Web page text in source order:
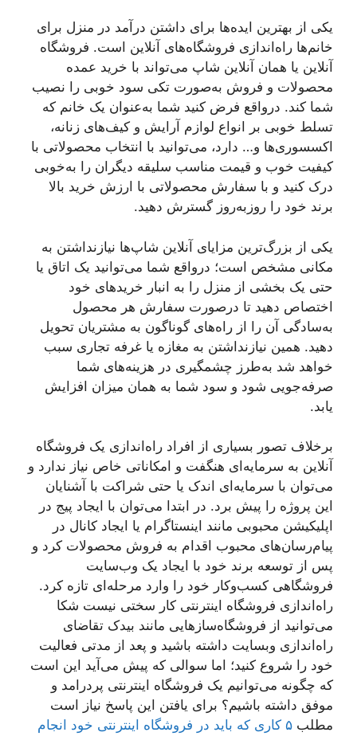
یکی از بهترین ایده‌ها برای داشتن درآمد در منزل برای
خانم‌ها راه‌اندازی فروشگاه‌های آنلاین است. فروشگاه
آنلاین یا همان آنلاین شاپ می‌تواند با خرید عمده
محصولات و فروش به‌صورت تکی سود خوبی را نصیب
شما کند. درواقع فرض کنید شما به‌عنوان یک خانم که
تسلط خوبی بر انواع لوازم آرایش و کیف‌های زنانه،
اکسسوری‌ها و… دارد، می‌توانید با انتخاب محصولاتی با
کیفیت خوب و قیمت مناسب سلیقه دیگران را به‌خوبی
درک کنید و با سفارش محصولاتی با ارزش خرید بالا
برند خود را روزبه‌روز گسترش دهید.
یکی از بزرگ‌ترین مزایای آنلاین شاپ‌ها نیازنداشتن به
مکانی مشخص است؛ درواقع شما می‌توانید یک اتاق یا
حتی یک بخشی از منزل را به انبار خریدهای خود
اختصاص دهید تا درصورت سفارش هر محصول
به‌سادگی آن را از راه‌های گوناگون به مشتریان تحویل
دهید. همین نیازنداشتن به مغازه یا غرفه تجاری سبب
خواهد شد به‌طرز چشمگیری در هزینه‌های شما
صرفه‌جویی شود و سود شما به همان میزان افزایش
یابد.
برخلاف تصور بسیاری از افراد راه‌اندازی یک فروشگاه
آنلاین به سرمایه‌ای هنگفت و امکاناتی خاص نیاز ندارد و
می‌توان با سرمایه‌ای اندک یا حتی شراکت با آشنایان
این پروژه را پیش برد. در ابتدا می‌توان با ایجاد پیج در
اپلیکیشن محبوبی مانند اینستاگرام یا ایجاد کانال در
پیام‌رسان‌های محبوب اقدام به فروش محصولات کرد و
پس از توسعه برند خود با ایجاد یک وب‌سایت
فروشگاهی کسب‌وکار خود را وارد مرحله‌ای تازه کرد.
راه‌اندازی فروشگاه اینترنتی کار سختی نیست شکا
می‌توانید از فروشگاه‌ساز‌هایی مانند بیدک تقاضای
راه‌اندازی وبسایت داشته باشید و پعد از مدتی فعالیت
خود را شروع کنید؛ اما سوالی که پیش می‌آید این است
که چگونه می‌توانیم یک فروشگاه اینترنتی پردرامد و
موفق داشته باشیم؟ برای یافتن این پاسخ نیاز است
مطلب
۵ کاری که باید در فروشگاه اینترنتی خود انجام